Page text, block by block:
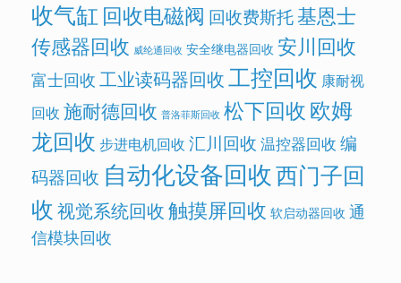
收气缸 回收电磁阀 回收费斯托基恩士
传感器回收 威纶通回收 安全继电器回收 安川回收
富士回收 工业读码器回收工控回收 康耐视
回收 施耐德回收 普洛菲斯回收 松下回收欧姆
龙回收 步进电机回收 汇川回收 温控器回收 编
码器回收 自动化设备回收西门子回
收视觉系统回收触摸屏回收 软启动器回收 通
信模块回收